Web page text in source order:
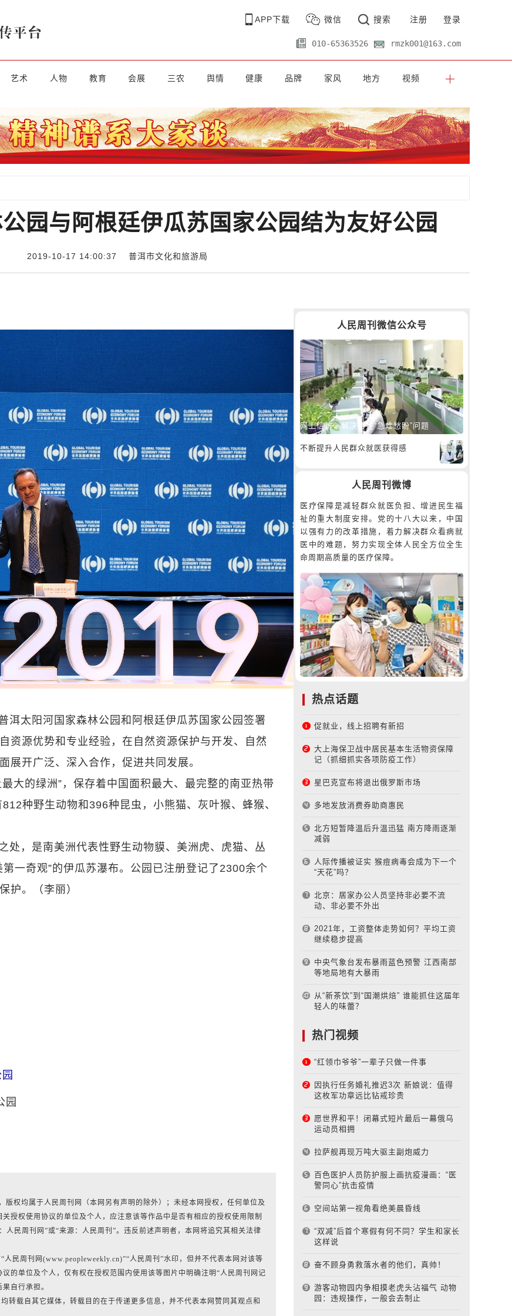
APP下载 微信 搜索 注册 登录
010-65363526 rmzk001@163.com
艺术 人物 教育 会展 三农 舆情 健康 品牌 家风 地方 视频
园与阿根廷伊瓜苏国家公园结为友好公园
2019-10-17 14:00:37 普洱市文化和旅游局
洱太阳河国家森林公园和阿根廷伊瓜苏国家公园签署
资源优势和专业经验，在自然资源保护与开发、自然
展开广泛、深入合作，促进共同发展。
大的绿洲”，保存着中国面积最大、最完整的南亚热带
种野生动物和396种昆虫，小熊猫、灰叶猴、蜂猴、
处，是南美洲代表性野生动物貘、美洲虎、虎猫、丛
一奇观”的伊瓜苏瀑布。公园已注册登记了2300余个
护。（李丽）
园
版权均属于人民周刊网（本网另有声明的除外）；未经本网授权，任何单位及
授权使用协议的单位及个人，应注意该等作品中是否有相应的授权使用限制
民周刊网”或“来源：人民周刊”。违反前述声明者，本网将追究其相关法律
民周刊网(www.peopleweekly.cn)”“人民周刊”水印，但并不代表本网对该等
的单位及个人，仅有权在授权范围内使用该等图片中明确注明“人民周刊网记
自行承担。
转载自其它媒体，转载目的在于传递更多信息，并不代表本网赞同其观点和
人民周刊微信公众号
网上信访，解决百姓“急难愁盼”问题
不断提升人民群众就医获得感
人民周刊微博
医疗保障是减轻群众就医负担、增进民生福
祉的重大制度安排。党的十八大以来，中国
以强有力的改革措施，着力解决群众看病就
医中的难题，努力实现全体人民全方位全生
命周期高质量的医疗保障。
热点话题
促就业，线上招聘有新招
大上海保卫战中居民基本生活物资保障
记（抓细抓实各项防疫工作）
星巴克宣布将退出俄罗斯市场
多地发放消费券助商惠民
北方短暂降温后升温迅猛 南方降雨逐渐
减弱
人际传播被证实 猴痘病毒会成为下一个
“天花”吗？
北京：居家办公人员坚持非必要不流
动、非必要不外出
2021年，工资整体走势如何？平均工资
继续稳步提高
中央气象台发布暴雨蓝色预警 江西南部
等地局地有大暴雨
从“新茶饮”到“国潮烘焙” 谁能抓住这届年
轻人的味蕾？
热门视频
“红领巾爷爷”一辈子只做一件事
因执行任务婚礼推迟3次 新娘说：值得
这枚军功章远比钻戒珍贵
愿世界和平！闭幕式短片最后一幕俄乌
运动员相拥
拉萨舰再现万吨大驱主副炮威力
百色医护人员防护服上画抗疫漫画：“医
警同心”抗击疫情
空间站第一视角看绝美晨昏线
“双减”后首个寒假有何不同？学生和家长
这样说
奋不顾身勇救落水者的他们，真帅！
游客动物园内争相摸老虎头沾福气 动物
园：违规操作，一般会去制止